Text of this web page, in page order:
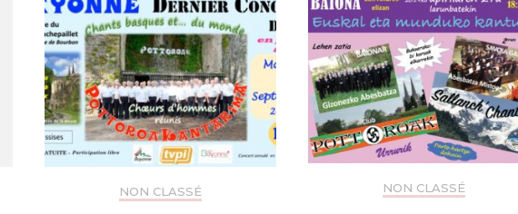
NON CLASSÉ NON CLASSÉ